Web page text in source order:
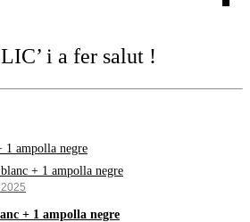
i a fer salut !
+ 1 ampolla negre